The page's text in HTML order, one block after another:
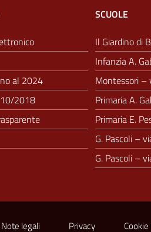
al 2024
2018
SCUOLE
Il Giardino di
Infanzia A.
Montessori –
Primaria A.
Primaria E.
G. Pascoli –
G. Pascoli –
Note legali Privacy